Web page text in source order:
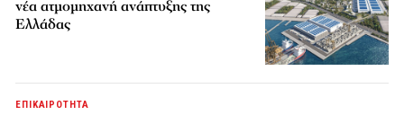
νέα ατμομηχανή ανάπτυξης της
Ελλάδας
ΕΠΙΚΑΙΡΟΤΗΤΑ